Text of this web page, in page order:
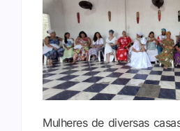
Mulheres de diversas